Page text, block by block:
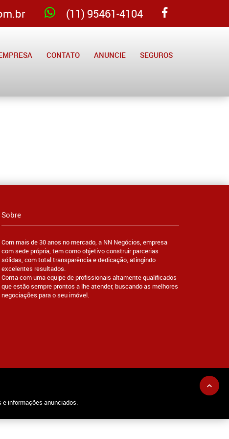
(11) 95461-4104
CONTATO ANUNCIE SEGUROS
Sobre
Com mais de 30 anos no mercado, a NN Negócios, empresa
com sede própria, tem como objetivo construir parcerias
sólidas, com total transparência e dedicação, atingindo
excelentes resultados.
Conta com uma equipe de profissionais altamente qualificados
que estão sempre prontos a lhe atender, buscando as melhores
negociações para o seu imóvel.
e informações anunciados.